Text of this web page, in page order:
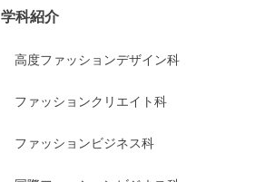
学科紹介
高度ファッションデザイン科
ファッションクリエイト科
ファッションビジネス科